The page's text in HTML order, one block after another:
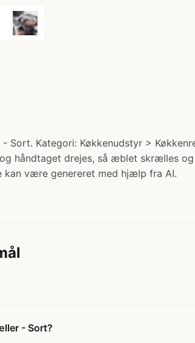
Sort. Kategori: Køkkenudstyr >
håndtaget drejes, så æblet skrælles og
kan være genereret med hjælp fra AI.
- Sort?